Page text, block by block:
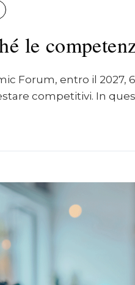
le
Forum, entro il 2027,
competitivi. In